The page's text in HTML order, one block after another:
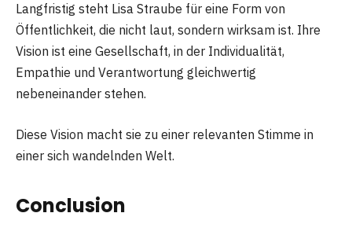
Langfristig steht Lisa Straube für eine Form von
Öffentlichkeit, die nicht laut, sondern wirksam ist. Ihre
Vision ist eine Gesellschaft, in der Individualität,
Empathie und Verantwortung gleichwertig
nebeneinander stehen.
Diese Vision macht sie zu einer relevanten Stimme in
einer sich wandelnden Welt.
Conclusion